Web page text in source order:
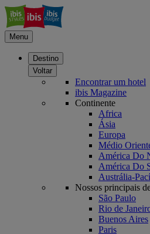
Menu
Destino
Voltar
Encontrar um hotel
ibis Magazine
Continente
Africa
Ásia
Europa
Médio
América Do
América Do
Austrália-
Nossos principais
São Paulo
Rio de
Buenos Aires
Paris